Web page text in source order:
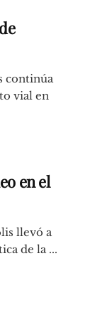
continúa
vial en
en el
llevó a
de la ...